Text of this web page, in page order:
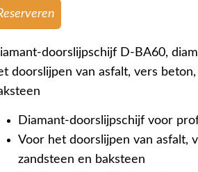
doorslijpschijf D-BA60,
doorslijpen van asfalt, vers
Diamant-doorslijpschijf voor
Voor het doorslijpen van asfalt,
zandsteen en baksteen